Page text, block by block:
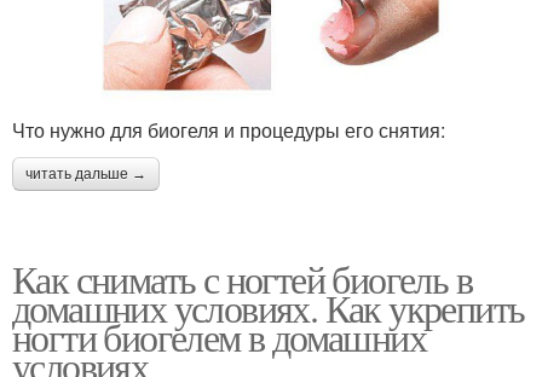
Что нужно для биогеля и процедуры его снятия:
читать дальше →
Как снимать с ногтей биогель в
домашних условиях. Как укрепить
ногти биогелем в домашних
условиях